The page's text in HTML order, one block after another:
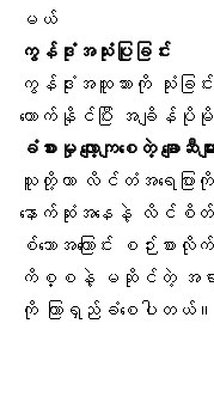
မယ်
ကွန်ဒုံးအသုံးပြုခြင်း
ကွန်ဒုံးအထူသားကို သုံးခြ
တောက်နိုင်ပြီး အချိန်ပိုမို
ခံစားမှု လျော့ကျစေတဲ့ ချောဆီမျ
သူတို့ဟာ လိင်တံအရေပြာ
နောက်ဆုံးအနေနဲ့ လိင်
စ်ဘောအကြောင်း စဉ်း
ကိစ္စနဲ့ မဆိုင်တဲ့ အရာတွေ
ကို ကြာရှည်ခံစေပါတယ်။